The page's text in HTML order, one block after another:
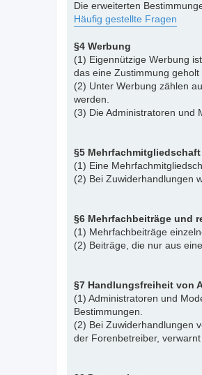
Die erweiterten
Häufig gestellte Fragen
§4 Werbung
(1) Eigennützige Werbung
das eine Zustimmung geholt
(2) Unter Werbung zählen
werden.
(3) Die Administratoren und
§5 Mehrfachmitgliedschaft
(1) Eine
(2) Bei Zuwiderhandlungen
§6 Mehrfachbeiträge und
(1) Mehrfachbeiträge
(2) Beiträge, die nur aus
§7 Handlungsfreiheit von
(1) Administratoren und
Bestimmungen.
(2) Bei Zuwiderhandlungen
der Forenbetreiber,